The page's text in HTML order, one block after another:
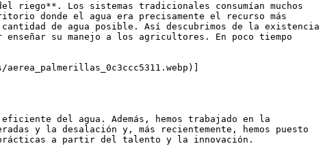
riego**. Los sistemas tradicionales consumían muchos
donde el agua era precisamente el recurso más
de agua posible. Así descubrimos de la existencia
su manejo a los agricultores. En poco tiempo
del agua. Además, hemos trabajado en la
y la desalación y, más recientemente, hemos puesto
prácticas a partir del talento y la innovación.